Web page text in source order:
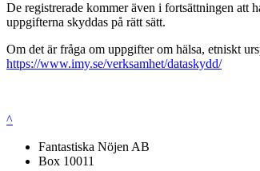
De registrerade kommer även i fortsättningen att
uppgifterna skyddas på rätt sätt.
Om det är fråga om uppgifter om hälsa, etniskt
https://www.imy.se/verksamhet/dataskydd/
^
Fantastiska Nöjen AB
Box 10011